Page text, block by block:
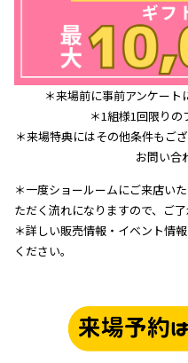
＊来場前に事前アンケート
＊1組様1回限りの
＊来場特典にはその他条件もご
お問い合
＊一度ショールームにご来店い
ただく流れになりますので、ご
＊詳しい販売情報・イベント情
ください。